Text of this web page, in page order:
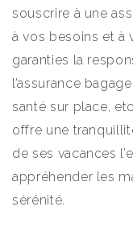
souscrire à une
à vos besoins et à
garanties la
l’assurance
santé sur place,
offre une
de ses vacances
appréhender les
sérénité.